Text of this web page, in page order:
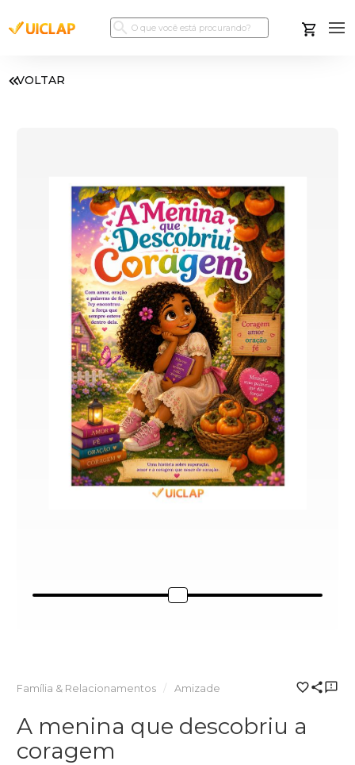
VOLTAR
Família & Relacionamentos Amizade
A menina que descobriu a
coragem